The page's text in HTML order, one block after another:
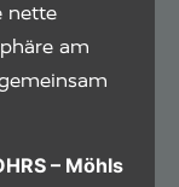
nette
am
– Möhls